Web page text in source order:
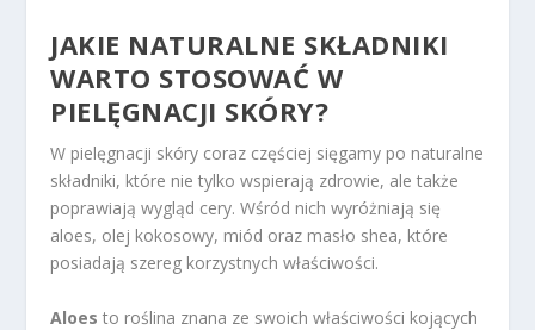
JAKIE NATURALNE SKŁADNIKI
WARTO STOSOWAĆ W
PIELĘGNACJI SKÓRY?
W pielęgnacji skóry coraz częściej sięgamy po naturalne
składniki, które nie tylko wspierają zdrowie, ale także
poprawiają wygląd cery. Wśród nich wyróżniają się
aloes, olej kokosowy, miód oraz masło shea, które
posiadają szereg korzystnych właściwości.
Aloes to roślina znana ze swoich właściwości kojących